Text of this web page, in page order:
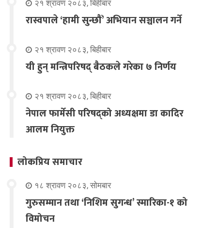
२१ श्रावण २०८३, बिहीबार
रास्वपाले ‘हामी सुन्छौँ’ अभियान सञ्चालन गर्ने
२१ श्रावण २०८३, बिहीबार
यी हुन् मन्त्रिपरिषद् बैठकले गरेका ७ निर्णय
२१ श्रावण २०८३, बिहीबार
नेपाल फार्मेसी परिषद्को अध्यक्षमा डा कादिर
आलम नियुक्त
लोकप्रिय समाचार
१८ श्रावण २०८३, सोमबार
गुरुसम्मान तथा ‘निशिम सुगन्ध’ स्मारिका-१ को
विमोचन